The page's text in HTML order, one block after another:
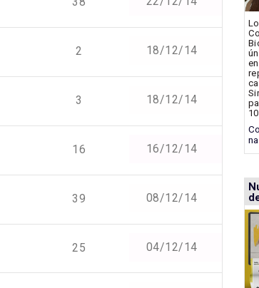
2 18/12/14
3 18/12/14
16 16/12/14
39 08/12/14
25 04/12/14